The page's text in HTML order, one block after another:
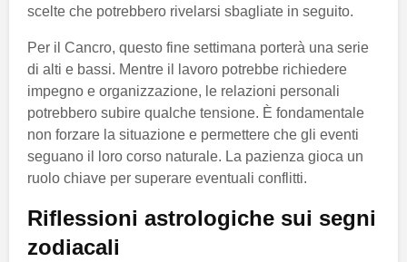
scelte che potrebbero rivelarsi sbagliate in seguito.
Per il Cancro, questo fine settimana porterà una serie
di alti e bassi. Mentre il lavoro potrebbe richiedere
impegno e organizzazione, le relazioni personali
potrebbero subire qualche tensione. È fondamentale
non forzare la situazione e permettere che gli eventi
seguano il loro corso naturale. La pazienza gioca un
ruolo chiave per superare eventuali conflitti.
Riflessioni astrologiche sui segni
zodiacali